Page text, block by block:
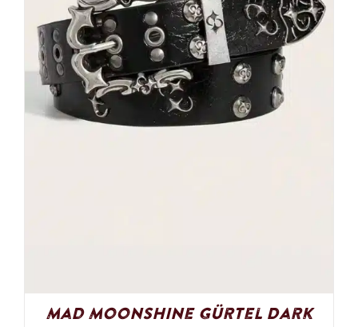
Mad Moonshine Gürtel Dark